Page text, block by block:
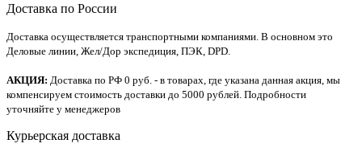
Доставка по России
Доставка осуществляется транспортными компаниями. В основном это
Деловые линии, Жел/Дор экспедиция, ПЭК, DPD.
АКЦИЯ: Доставка по РФ 0 руб. - в товарах, где указана данная акция, мы
компенсируем стоимость доставки до 5000 рублей. Подробности
уточняйте у менеджеров
Курьерская доставка